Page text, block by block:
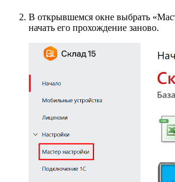
В открывшемся окне выбрать
начать его прохождение заново.